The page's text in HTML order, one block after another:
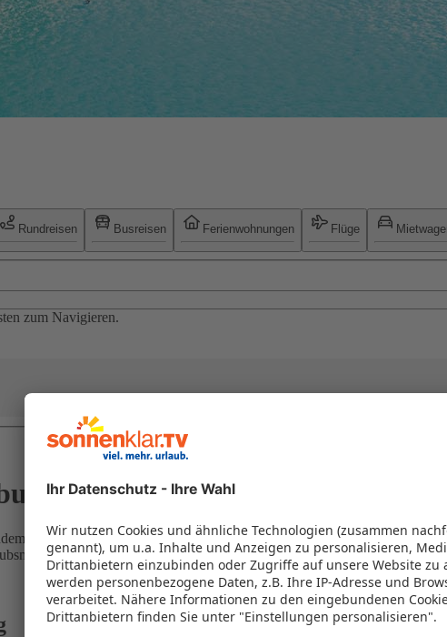
Rundreisen Busreisen Ferienwohnungen Flüge
zum Navigieren.
Flug und Hotel in einem Paket kombiniert werden – das spart Zeit und
erleben!